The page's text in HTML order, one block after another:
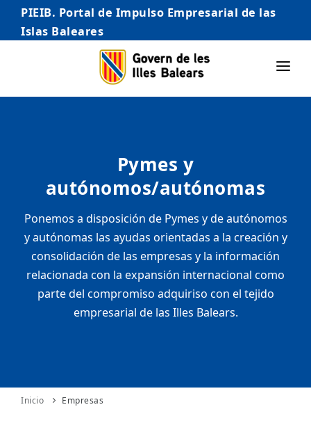
PIEIB. Portal de Impulso Empresarial de las
Islas Baleares
INICIO
AUTÓNOMO/AUTÓNOMA
EMPRENDEDORES
COMERCIO
INTERNACIONALIZACIÓN
STARTUPS AVANZADAS
Pymes y
autónomos/autónomas
Ponemos a disposición de Pymes y de autónomos
y autónomas las ayudas orientadas a la creación y
consolidación de las empresas y la información
relacionada con la expansión internacional como
parte del compromiso adquiriso con el tejido
empresarial de las Illes Balears.
Inicio Empresas